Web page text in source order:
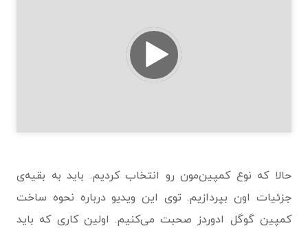
حالا که نوع کمپین‌مون رو انتخاب کردیم. باید به بقیه‌ی
جزئیات اون بپردازیم. توی این ویدیو درباره نحوه ساخت
کمپین گوگل ادوردز صحبت می‌کنیم. اولین کاری که باید